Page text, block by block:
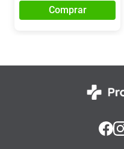
Comprar